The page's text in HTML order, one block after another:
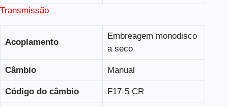
Transmissão
Acoplamento
Embreagem monodisco
a seco
Câmbio Manual
Código do câmbio F17-5 CR